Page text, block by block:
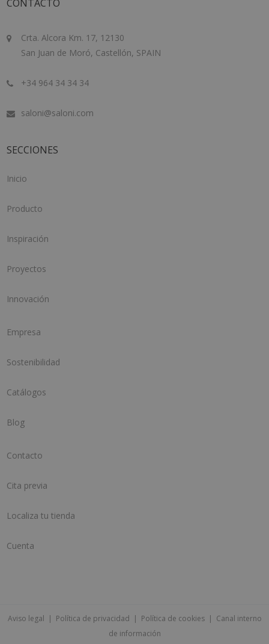
CONTACTO
Crta. Alcora Km. 17, 12130
San Juan de Moró, Castellón, SPAIN
+34 964 34 34 34
saloni@saloni.com
SECCIONES
Inicio
Producto
Inspiración
Proyectos
Innovación
Empresa
Sostenibilidad
Catálogos
Blog
Contacto
Cita previa
Localiza tu tienda
Cuenta
Aviso legal | Política de privacidad | Política de cookies| Canal interno
de información